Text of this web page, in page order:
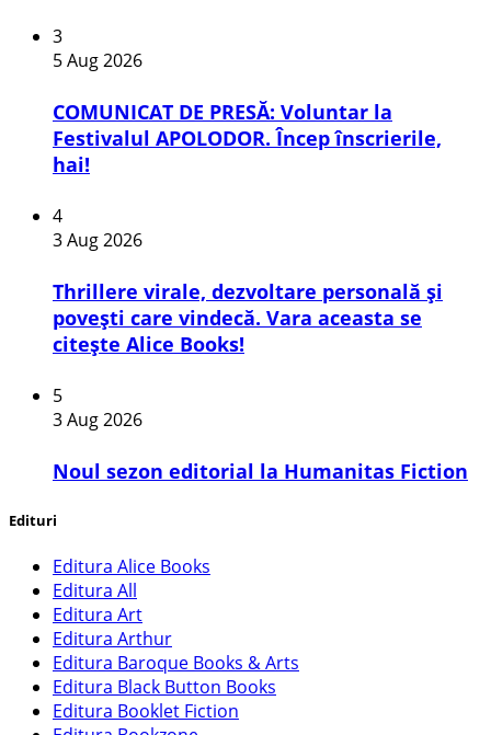
3
5 Aug 2026
COMUNICAT DE PRESĂ: Voluntar la
Festivalul APOLODOR. Încep înscrierile,
hai!
4
3 Aug 2026
Thrillere virale, dezvoltare personală și
povești care vindecă. Vara aceasta se
citește Alice Books!
5
3 Aug 2026
​Noul sezon editorial la Humanitas Fiction
Edituri
Editura Alice Books
Editura All
Editura Art
Editura Arthur
Editura Baroque Books & Arts
Editura Black Button Books
Editura Booklet Fiction